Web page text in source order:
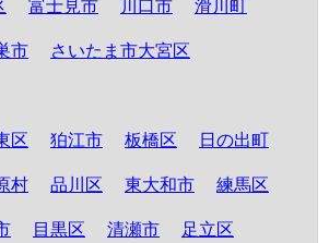
富士見市 川口市 滑川町
市 さいたま市大宮区
区 狛江市 板橋区 日の出町
村 品川区 東大和市 練馬区
目黒区 清瀬市 足立区